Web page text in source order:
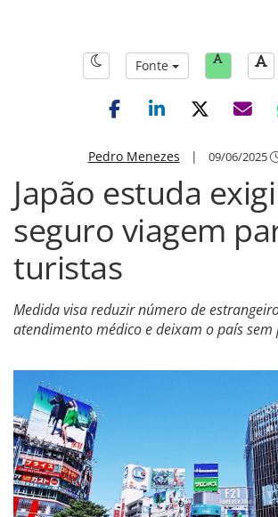
Fonte
Pedro Menezes | 09/06/2025
Japão estuda
seguro viagem
turistas
Medida visa reduzir número de
atendimento médico e deixam o país sem